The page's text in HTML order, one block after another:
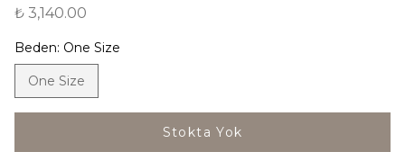
₺ 3,140.00
Beden: One Size
One Size
Stokta Yok